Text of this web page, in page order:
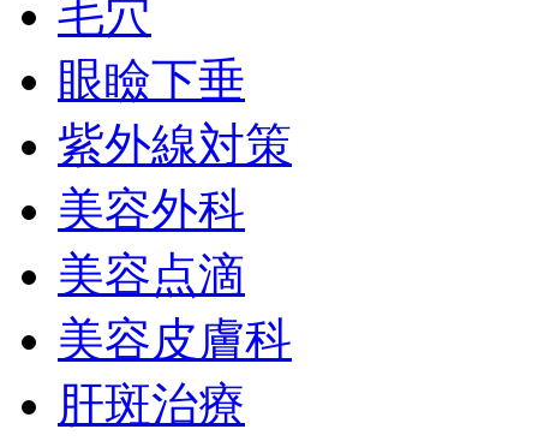
毛穴
眼瞼下垂
紫外線対策
美容外科
美容点滴
美容皮膚科
肝斑治療